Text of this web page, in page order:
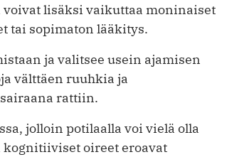
lisäksi vaikuttaa moninaiset
tai sopimaton lääkitys.
ja valitsee usein ajamisen
välttäen ruuhkia ja
rattiin.
jolloin potilaalla voi vielä olla
oireet eroavat